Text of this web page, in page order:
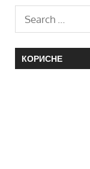
КОРИСНЕ